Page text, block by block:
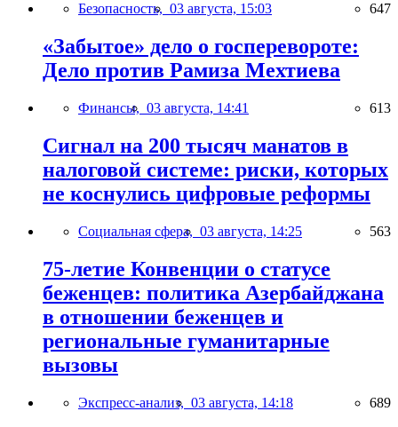
Безопасность, 03 августа, 15:03 647
«Забытое» дело о госперевороте:
Дело против Рамиза Мехтиева
Финансы, 03 августа, 14:41 613
Сигнал на 200 тысяч манатов в
налоговой системе: риски, которых
не коснулись цифровые реформы
Социальная сфера, 03 августа, 14:25 563
75-летие Конвенции о статусе
беженцев: политика Азербайджана
в отношении беженцев и
региональные гуманитарные
вызовы
Экспресс-анализ, 03 августа, 14:18 689